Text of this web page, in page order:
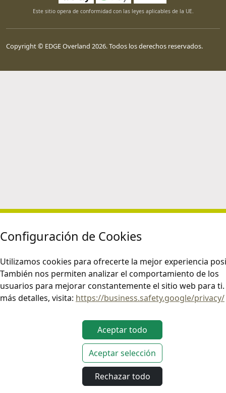
Configuración de Cookies
Utilizamos cookies para ofrecerte la mejor experiencia
También nos permiten analizar el comportamiento de los
usuarios para mejorar constantemente el sitio web para ti.
más detalles, visita: https://business.safety.google/privacy/
Aceptar todo
Aceptar selección
Rechazar todo
Este sitio opera de conformidad con las leyes aplicables de la UE.
Copyright © EDGE Overland 2026. Todos los derechos reservados.